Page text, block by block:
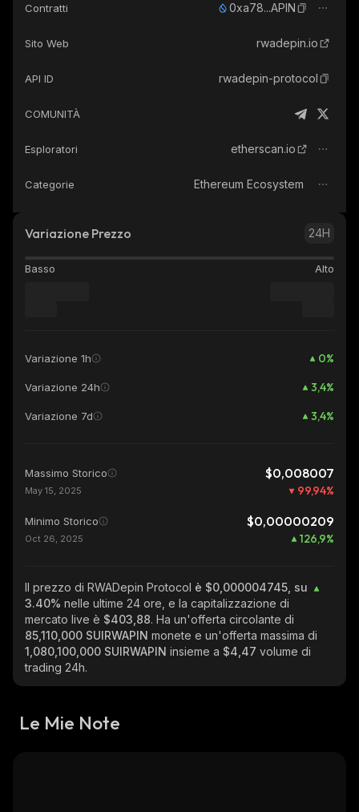
Contratti 0xa78...APIN
Sito Web rwadepin.io
API ID rwadepin-protocol
COMUNITÀ
Esploratori etherscan.io
Categorie Ethereum Ecosystem
Variazione Prezzo 24H
Basso Alto
Variazione 1h 0%
Variazione 24h 3,4%
Variazione 7d 3,4%
Massimo Storico $0,008007
May 15, 2025 99,94%
Minimo Storico $0,00000209
Oct 26, 2025 126,9%
Il prezzo di RWADepin Protocol è $0,000004745, su
3.40% nelle ultime 24 ore, e la capitalizzazione di
mercato live è $403,88. Ha un'offerta circolante di
85,110,000 SUIRWAPIN monete e un'offerta massima di
1,080,100,000 SUIRWAPIN insieme a $4,47 volume di
trading 24h.
Le Mie Note